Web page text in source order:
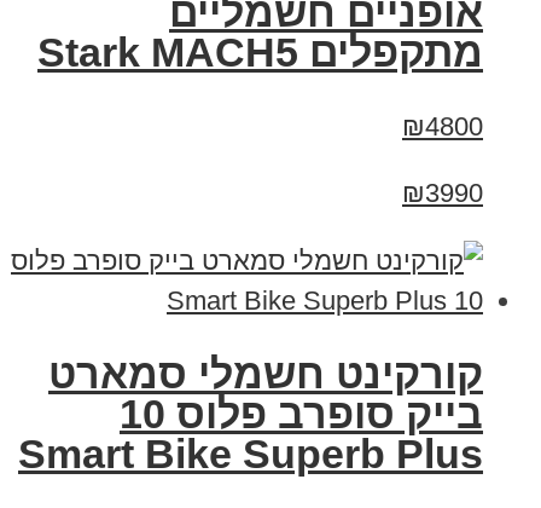
‏אופניים חשמליים
‏מתקפלים Stark MACH5
₪4800
₪3990
קורקינט חשמלי סמארט
בייק סופרב פלוס 10
Smart Bike Superb Plus